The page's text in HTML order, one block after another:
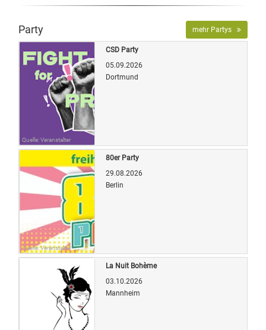
Party mehr Partys
Quelle: Veranstalter
CSD Party
05.09.2026
Dortmund
Quelle: Veranstalter
80er Party
29.08.2026
Berlin
La Nuit Bohème
03.10.2026
Mannheim